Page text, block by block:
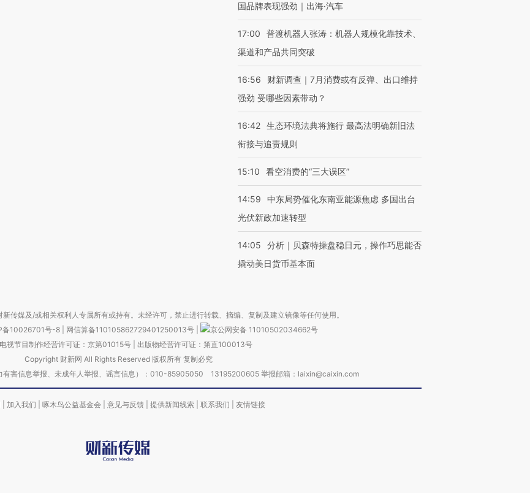
国品牌表现强劲｜出海·汽车
17:00
普渡机器人张涛：机器人规模化靠技术、
渠道和产品共同突破
16:56
财新调查｜7月消费或有反弹、出口维持
强劲 受哪些因素带动？
16:42 生态环境法典将施行 最高法明确新旧法
衔接与追责规则
15:10 看空消费的“三大误区”
14:59
中东局势催化东南亚能源焦虑 多国出台
光伏新政加速转型
14:05
分析｜贝森特操盘稳日元，操作巧思能否
撬动美日货币基本面
传媒及/或相关权利人专属所有或持有。未经许可，禁止进行转载、摘编、复制及建立镜像等任何使用。
备10026701号-8 网信算备110105862729401250013号
京公网安备 11010502034662号
视节目制作经营许可证：京第01015号| 出版物经营许可证：第直100013号
Copyright 财新网 All Rights Reserved 版权所有 复制必究
有害信息举报、未成年人举报、谣言信息）：010-85905050 13195200605 举报邮箱：laixin@caixin.com
加入我们 啄木鸟公益基金会 意见与反馈 提供新闻线索 联系我们 友情链接